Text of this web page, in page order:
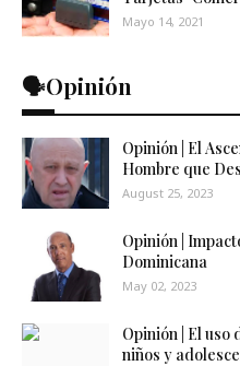
Mayo 14, 2021
🗣️Opinión
Opinión | El
Hombre que
August 25, 2023
Opinión |
Dominicana
May 02, 2023
Opinión | El uso
niños y